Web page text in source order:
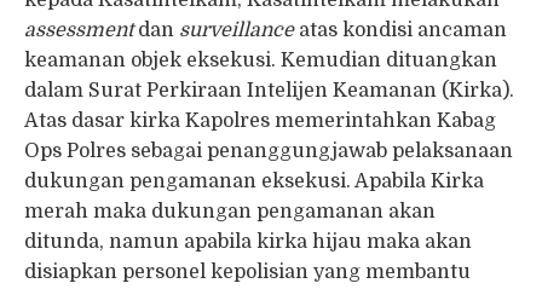
assessmentdan surveillanceatas kondisi ancaman
keamanan objek eksekusi. Kemudian dituangkan
dalam Surat Perkiraan Intelijen Keamanan (Kirka).
Atas dasar kirka Kapolres memerintahkan Kabag
Ops Polres sebagai penanggungjawab pelaksanaan
dukungan pengamanan eksekusi. Apabila Kirka
merah maka dukungan pengamanan akan
ditunda, namun apabila kirka hijau maka akan
disiapkan personel kepolisian yang membantu